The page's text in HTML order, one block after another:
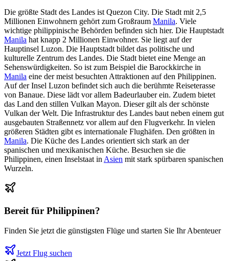
Die größte Stadt des Landes ist Quezon City. Die Stadt mit 2,5
Millionen Einwohnern gehört zum Großraum Manila. Viele
wichtige philippinische Behörden befinden sich hier. Die Hauptstadt
Manila hat knapp 2 Millionen Einwohner. Sie liegt auf der
Hauptinsel Luzon. Die Hauptstadt bildet das politische und
kulturelle Zentrum des Landes. Die Stadt bietet eine Menge an
Sehenswürdigkeiten. So ist zum Beispiel die Barockkirche in
Manila eine der meist besuchten Attraktionen auf den Philippinen.
Auf der Insel Luzon befindet sich auch die berühmte Reiseterasse
von Banaue. Diese lädt vor allem Badeurlauber ein. Zudem bietet
das Land den stillen Vulkan Mayon. Dieser gilt als der schönste
Vulkan der Welt. Die Infrastruktur des Landes baut neben einem gut
ausgebauten Straßennetz vor allem auf den Flugverkehr. In vielen
größeren Städten gibt es internationale Flughäfen. Den größten in
Manila. Die Küche des Landes orientiert sich stark an der
spanischen und mexikanischen Küche. Besuchen sie die
Philippinen, einen Inselstaat inAsien mit stark spürbaren spanischen
Wurzeln.
Bereit für Philippinen?
Finden Sie jetzt die günstigsten Flüge und starten Sie Ihr Abenteuer
Jetzt Flug suchen